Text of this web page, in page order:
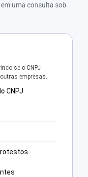
uma consulta sob
se o CNPJ
empresas.
CNPJ